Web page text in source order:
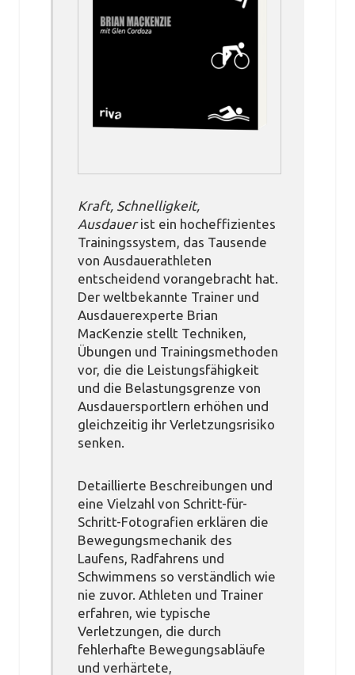
Kraft, Schnelligkeit,
Ausdauerist ein hocheffizientes
Trainingssystem, das Tausende
von Ausdauerathleten
entscheidend vorangebracht hat.
Der weltbekannte Trainer und
Ausdauerexperte Brian
MacKenzie stellt Techniken,
Übungen und Trainingsmethoden
vor, die die Leistungsfähigkeit
und die Belastungsgrenze von
Ausdauersportlern erhöhen und
gleichzeitig ihr Verletzungsrisiko
senken.
Detaillierte Beschreibungen und
eine Vielzahl von Schritt-für-
Schritt-Fotografien erklären die
Bewegungsmechanik des
Laufens, Radfahrens und
Schwimmens so verständlich wie
nie zuvor. Athleten und Trainer
erfahren, wie typische
Verletzungen, die durch
fehlerhafte Bewegungsabläufe
und verhärtete,